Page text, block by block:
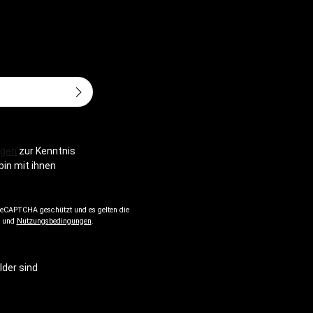
zur Kenntnis
mit ihnen
geschützt und es gelten die
und Nutzungsbedingungen.
sind